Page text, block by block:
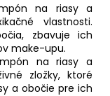
na riasy a
vlastnosti.
zbavuje ich
make-upu.
na riasy a
zložky, ktoré
a obočie pre ich